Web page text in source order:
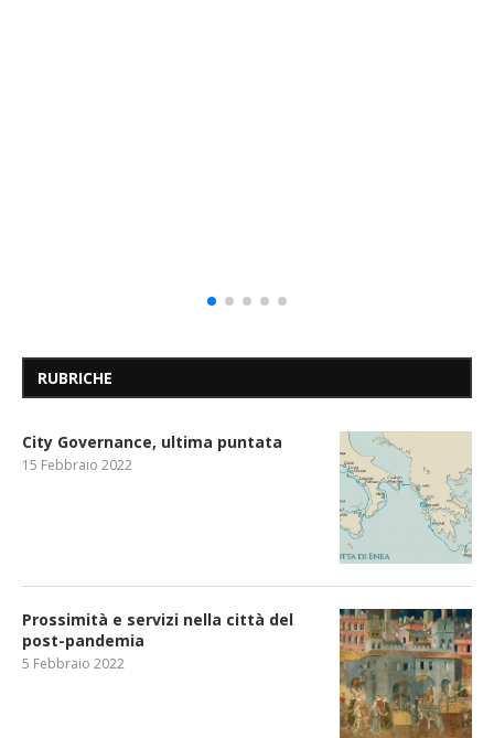
RUBRICHE
City Governance, ultima puntata
15 Febbraio 2022
Prossimità e servizi nella città del
post-pandemia
5 Febbraio 2022